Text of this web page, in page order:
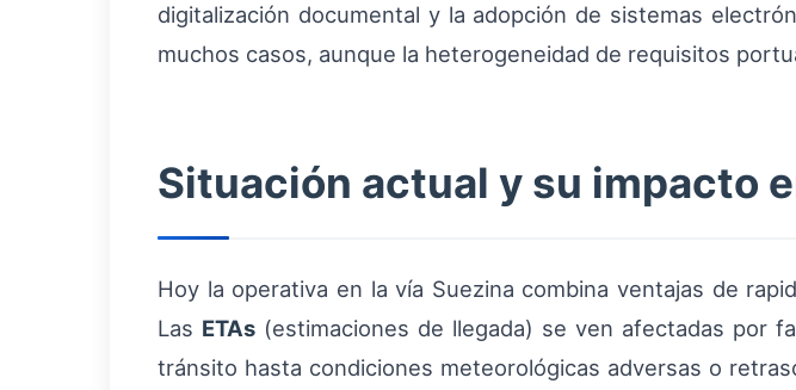
digitalización documental y la adopción de sistemas
muchos casos, aunque la heterogeneidad de requisitos
Situación actual y su impacto
Hoy la operativa en la vía Suezina combina ventajas de
Las ETAs(estimaciones de llegada) se ven afectadas por
tránsito hasta condiciones meteorológicas adversas o